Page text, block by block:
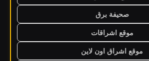
صحيفة برق
موقع اشراقات
موقع اشراق اون لاين